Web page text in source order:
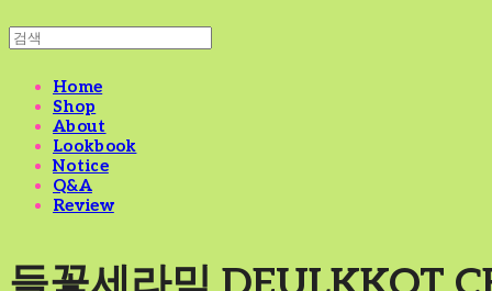
Home
Shop
About
Lookbook
Notice
Q&A
Review